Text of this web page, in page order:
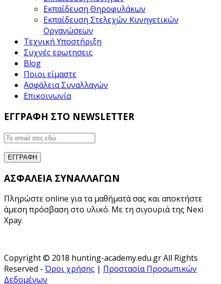
Εκπαίδευση Θηροφυλάκων
Εκπαίδευση Στελεχών Κυνηγετικών
Οργανώσεων
Τεχνική Υποστήριξη
Συχνές ερωτησεις
Blog
Ποιοι είμαστε
Ασφάλεια Συναλλαγών
Επικοινωνία
ΕΓΓΡΑΦΗ ΣΤΟ NEWSLETTER
ΑΣΦΑΛΕΙΑ ΣΥΝΑΛΛΑΓΩΝ
Πληρώστε online για τα μαθήματά σας και αποκτήστε
άμεση πρόσβαση στο υλικό. Με τη σιγουριά της Nexi
Xpay.
Copyright © 2018 hunting-academy.edu.gr All Rights
Reserved - Όροι χρήσης | Προστασία Προσωπικών
Δεδομένων